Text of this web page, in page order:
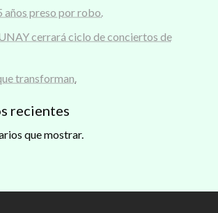
años preso por robo.
cerrará ciclo de conciertos de
transforman.
recientes
que mostrar.